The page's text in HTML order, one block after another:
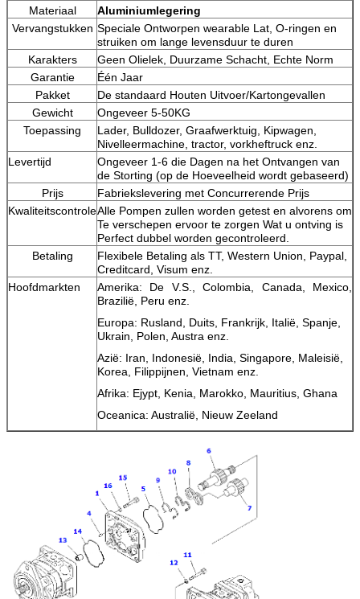
Materiaal
Aluminiumlegering
Vervangstukken Speciale Ontworpen wearable Lat, O-ringen en
struiken om lange levensduur te duren
Karakters
Geen Olielek, Duurzame Schacht, Echte Norm
Garantie
Één Jaar
Pakket
De standaard Houten Uitvoer/Kartongevallen
Gewicht
Ongeveer 5-50KG
Toepassing
Lader, Bulldozer, Graafwerktuig, Kipwagen,
Nivelleermachine, tractor, vorkheftruck enz.
Levertijd
Ongeveer 1-6 die Dagen na het Ontvangen van
de Storting (op de Hoeveelheid wordt gebaseerd)
Prijs
Fabriekslevering met Concurrerende Prijs
KwaliteitscontroleAlle Pompen zullen worden getest en alvorens om
Te verschepen ervoor te zorgen Wat u ontving is
Perfect dubbel worden gecontroleerd.
Betaling
Flexibele Betaling als TT, Western Union, Paypal,
Creditcard, Visum enz.
Hoofdmarkten
Amerika: De V.S., Colombia, Canada, Mexico,
Brazilië, Peru enz.
Europa: Rusland, Duits, Frankrijk, Italië, Spanje,
Ukrain, Polen, Austra enz.
Azië: Iran, Indonesië, India, Singapore, Maleisië,
Korea, Filippijnen, Vietnam enz.
Afrika: Ejypt, Kenia, Marokko, Mauritius, Ghana
Oceanica: Australië, Nieuw Zeeland